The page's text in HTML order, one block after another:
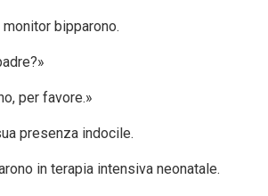
bipparono.
per favore.»
presenza indocile.
in terapia intensiva neonatale.